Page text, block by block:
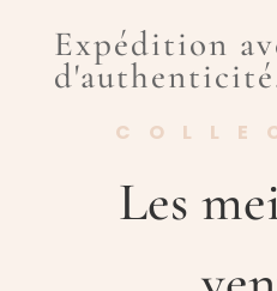
Expédition
Les